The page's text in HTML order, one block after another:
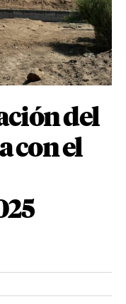
del
con el